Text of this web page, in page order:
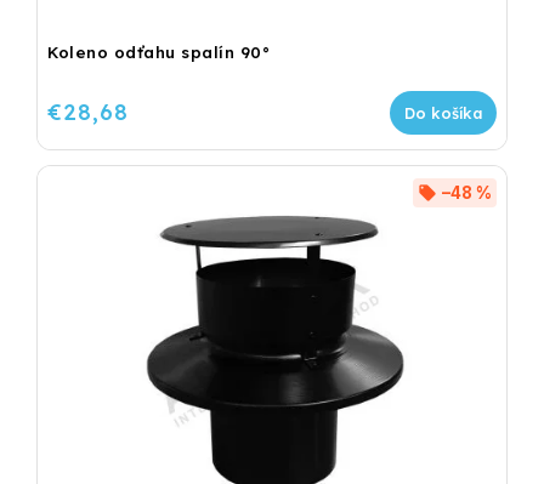
Koleno odťahu spalín 90°
€28,68 Do košíka
–48 %